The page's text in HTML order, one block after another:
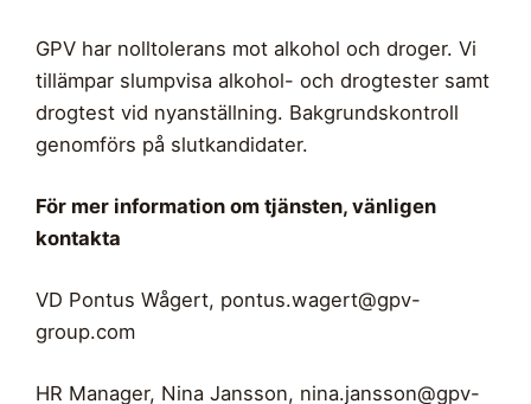
GPV har nolltolerans mot alkohol och droger. Vi
tillämpar slumpvisa alkohol- och drogtester samt
drogtest vid nyanställning. Bakgrundskontroll
genomförs på slutkandidater.
För mer information om tjänsten, vänligen
kontakta
VD Pontus Wågert, pontus.wagert@gpv-
group.com
HR Manager, Nina Jansson, nina.jansson@gpv-